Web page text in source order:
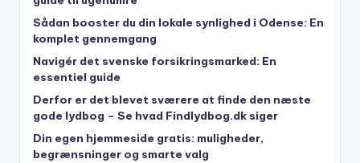
Sådan booster du din lokale synlighed i Odense: En
komplet gennemgang
Navigér det svenske forsikringsmarked: En
essentiel guide
Derfor er det blevet sværere at finde den næste
gode lydbog – Se hvad Findlydbog.dk siger
Din egen hjemmeside gratis: muligheder,
begrænsninger og smarte valg